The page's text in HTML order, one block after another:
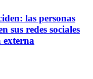
las personas
sus redes sociales
externa